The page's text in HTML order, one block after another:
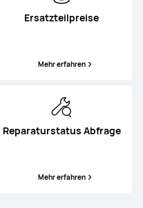
Ersatzteilpreise
Mehr erfahren
Reparaturstatus Abfrage
Mehr erfahren